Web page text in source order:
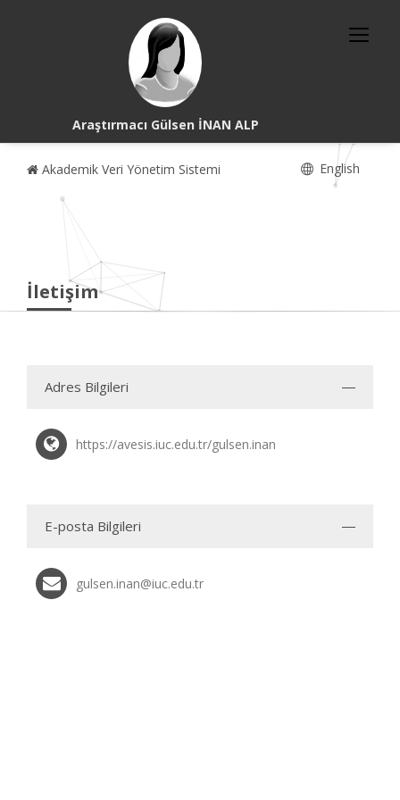
Araştırmacı Gülsen İNAN ALP
Akademik Veri Yönetim Sistemi English
İletişim
Adres Bilgileri
https://avesis.iuc.edu.tr/gulsen.inan
E-posta Bilgileri
gulsen.inan@iuc.edu.tr